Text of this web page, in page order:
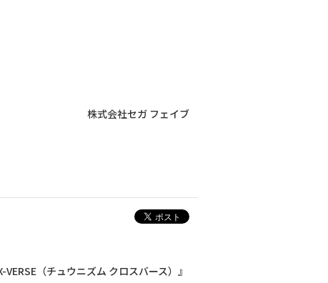
株式会社セガ フェイブ
（チュウニズム クロスバース）』